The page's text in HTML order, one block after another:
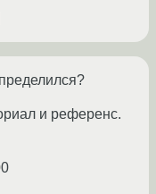
и референс.